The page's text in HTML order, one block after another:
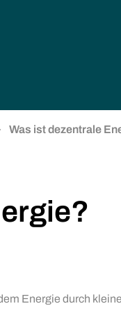
Was ist dezentrale
Energie durch